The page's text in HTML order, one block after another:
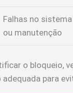
Falhas no sistema
ou manutenção
o bloqueio,
para